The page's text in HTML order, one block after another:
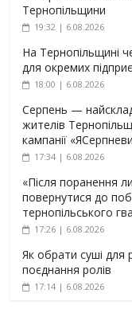
Тернопільщини
19:32 | 6.08.2026
На Тернопільщині
для окремих
18:00 | 6.08.2026
Серпень —
жителів
кампанії
17:34 | 6.08.2026
«Після поранення
повернутися до
тернопільського
17:26 | 6.08.2026
Як обрати суші для
поєднання ролів
17:14 | 6.08.2026